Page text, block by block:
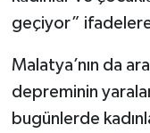
geçiyor”
Malatya’nın da
depreminin
bugünlerde